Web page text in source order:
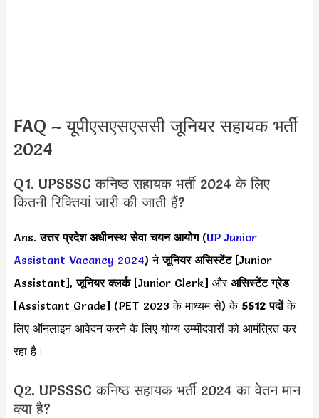
FAQ – यूपीएसएसएससी जूनियर सहायक भर्ती
2024
Q1. UPSSSC कनिष्ठ सहायक भर्ती 2024 के लिए
कितनी रिक्तियां जारी की जाती हैं?
Ans.उत्तर प्रदेश अधीनस्थ सेवा चयन आयोग(UP Junior
Assistant Vacancy 2024) नेजूनियर असिस्टेंट[Junior
Assistant],जूनियर क्लर्क [Junior Clerk] और असिस्टेंट ग्रेड
[Assistant Grade] (PET 2023 के माध्यम से) के 5512 पदोंके
लिए ऑनलाइन आवेदन करने के लिए योग्य उम्मीदवारों को आमंत्रित कर
रहा है।
Q2. UPSSSC कनिष्ठ सहायक भर्ती 2024 का वेतन मान
क्या है?